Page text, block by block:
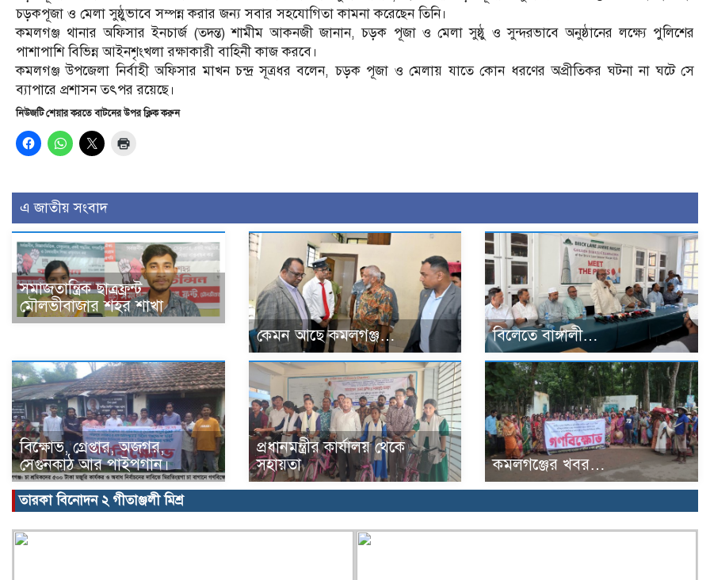
চড়কপূজা ও মেলা সুষ্ঠুভাবে সম্পন্ন করার জন্য সবার সহযোগিতা কামনা করেছেন তিনি।
কমলগঞ্জ থানার অফিসার ইনচার্জ (তদন্ত) শামীম আকনজী জানান, চড়ক পূজা ও মেলা সুষ্ঠু ও সুন্দরভাবে অনুষ্ঠানের লক্ষ্যে পুলিশের
পাশাপাশি বিভিন্ন আইনশৃংখলা রক্ষাকারী বাহিনী কাজ করবে।
কমলগঞ্জ উপজেলা নির্বাহী অফিসার মাখন চন্দ্র সূত্রধর বলেন, চড়ক পূজা ও মেলায় যাতে কোন ধরণের অপ্রীতিকর ঘটনা না ঘটে সে
ব্যাপারে প্রশাসন তৎপর রয়েছে।
নিউজটি শেয়ার করতে বাটনের উপর ক্লিক করুন
এ জাতীয় সংবাদ
সমাজতান্ত্রিক ছাত্রফ্রন্ট
মৌলভীবাজার শহর শাখা
কেমন আছে কমলগঞ্জ…
বিলেতে বাঙ্গালী…
বিক্ষোভ, গ্রেপ্তার, অজগর,
সেগুনকাঠ আর পাইপগান।
প্রধানমন্ত্রীর কার্যালয় থেকে
সহায়তা
কমলগঞ্জের খবর…
তারকা বিনোদন ২ গীতাঞ্জলী মিশ্র